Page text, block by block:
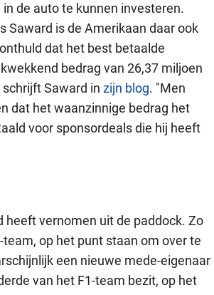
de auto te kunnen investeren.
Saward is de Amerikaan daar ook
dat het best betaalde
bedrag van 26,37 miljoen
Saward in zijn blog. "Men
dat het waanzinnige bedrag het
voor sponsordeals die hij heeft
vernomen uit de paddock. Zo
op het punt staan om over te
een nieuwe mede-eigenaar
van het F1-team bezit, op het